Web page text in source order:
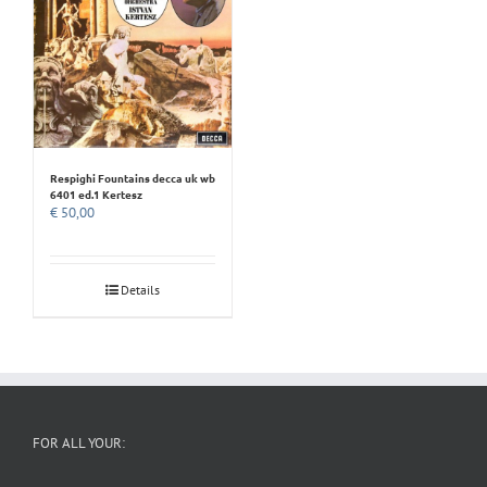
Respighi Fountains decca uk wb
6401 ed.1 Kertesz
€ 50,00
Details
FOR ALL YOUR: